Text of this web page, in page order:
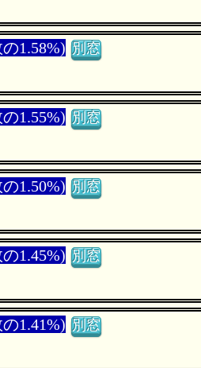
1.58%) 別窓
1.55%) 別窓
1.50%) 別窓
1.45%) 別窓
1.41%) 別窓